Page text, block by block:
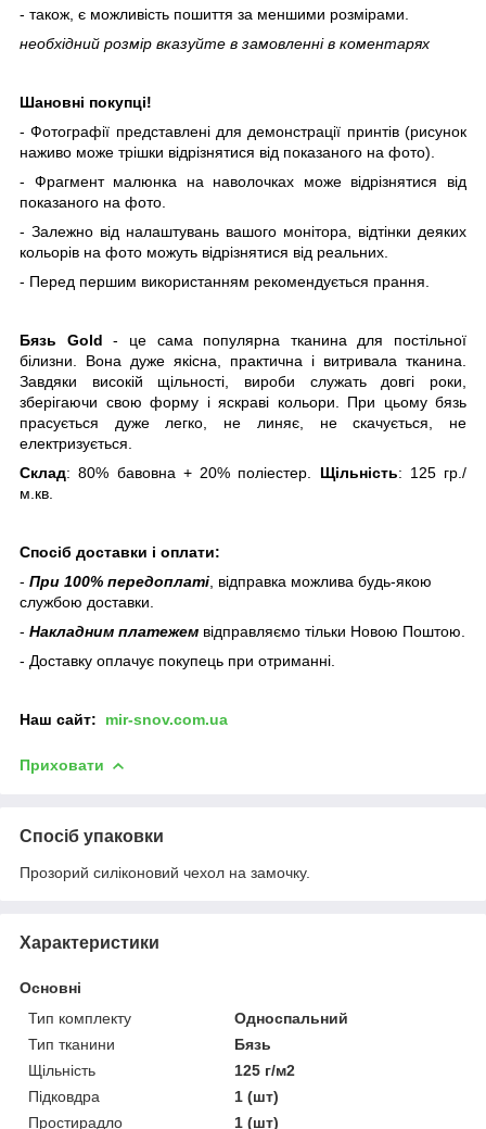
- також, є можливість пошиття за меншими розмірами.
необхідний розмір вказуйте в замовленні в коментарях
Шановні покупці!
- Фотографії представлені для демонстрації принтів (рисунок
наживо може трішки відрізнятися від показаного на фото).
- Фрагмент малюнка на наволочках може відрізнятися від
показаного на фото.
- Залежно від налаштувань вашого монітора, відтінки деяких
кольорів на фото можуть відрізнятися від реальних.
- Перед першим використанням рекомендується прання.
Бязь Gold - це сама популярна тканина для постільної
білизни. Вона дуже якісна, практична і витривала тканина.
Завдяки високій щільності, вироби служать довгі роки,
зберігаючи свою форму і яскраві кольори. При цьому бязь
прасується дуже легко, не линяє, не скачується, не
електризується.
Склад: 80% бавовна + 20% поліестер. Щільність: 125 гр./
м.кв.
Спосіб доставки і оплати:
- При 100% передоплаті , відправка можлива будь-якою
службою доставки.
- Накладним платежем відправляємо тільки Новою Поштою.
- Доставку оплачує покупець при отриманні.
Наш сайт: mir-snov.com.ua
Приховати
Спосіб упаковки
Прозорий силіконовий чехол на замочку.
Характеристики
Основні
Тип комплекту
Односпальний
Тип тканини
Бязь
Щільність
125 г/м2
Підковдра
1 (шт)
Простирадло
1 (шт)